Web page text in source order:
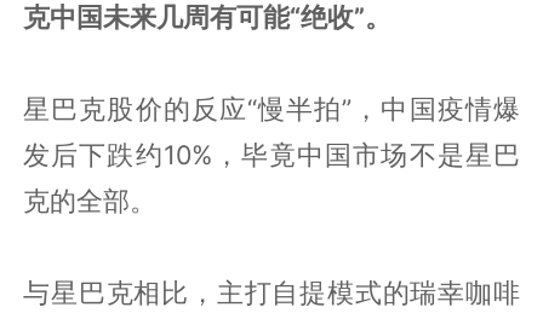
克中国未来几周有可能“绝收”。
星巴克股价的反应“慢半拍”，中国疫情爆
发后下跌约10%，毕竟中国市场不是星巴
克的全部。
与星巴克相比，主打自提模式的瑞幸咖啡